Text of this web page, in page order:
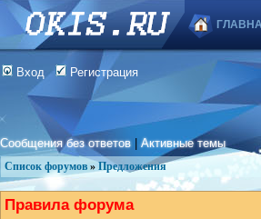
Вход Регистрация
Сообщения без ответов |Активные темы
Список форумов » Предложения
Правила форума